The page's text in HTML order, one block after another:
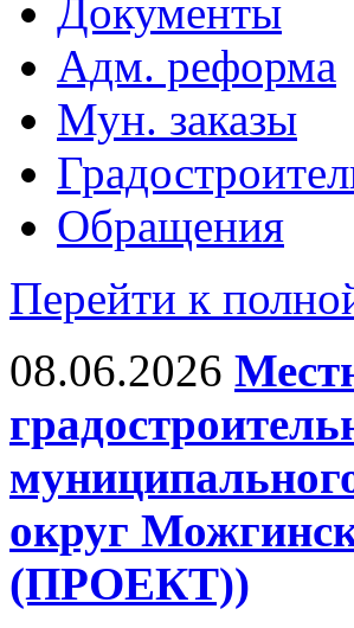
Документы
Адм. реформа
Мун. заказы
Обращения
Перейти к
08.06.2026
округ
(ПРОЕКТ))